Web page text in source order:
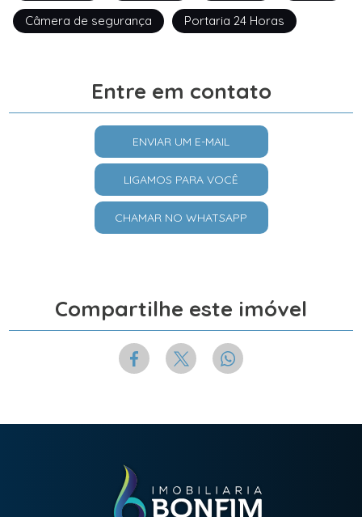
Câmera de segurança Portaria 24 Horas
Entre em contato
ENVIAR UM E-MAIL
LIGAMOS PARA VOCÊ
CHAMAR NO WHATSAPP
Compartilhe este imóvel